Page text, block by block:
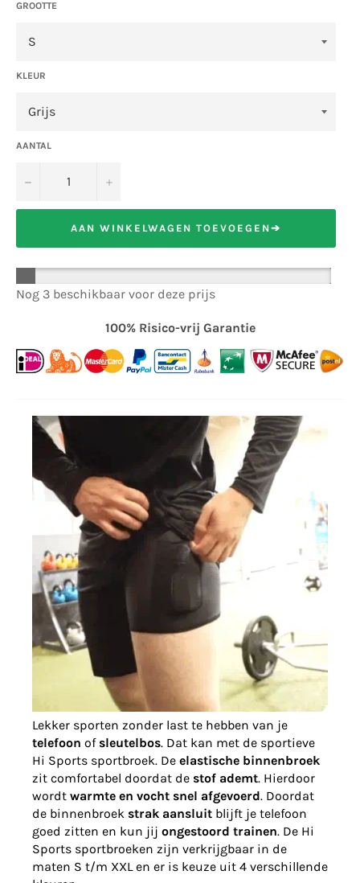
GROOTTE
KLEUR
AANTAL
− +
AAN WINKELWAGEN TOEVOEGEN➔
Nog 3 beschikbaar voor deze prijs
100% Risico-vrij Garantie
Lekker sporten zonder last te hebben van je
telefoon ofsleutelbos. Dat kan met de sportieve
Hi Sports sportbroek. De elastische binnenbroek
zit comfortabel doordat de stof ademt. Hierdoor
wordt warmte en vocht snel afgevoerd. Doordat
de binnenbroek strak aansluit blijft je telefoon
goed zitten en kun jij ongestoord trainen. De Hi
Sports sportbroeken zijn verkrijgbaar in de
maten S t/m XXL en er is keuze uit 4 verschillende